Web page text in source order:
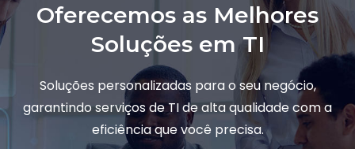
Oferecemos as Melhores
Soluções em TI
Soluções personalizadas para o seu negócio,
garantindo serviços de TI de alta qualidade com a
eficiência que você precisa.